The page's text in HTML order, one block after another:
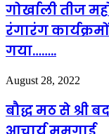
गोर्खाली तीज
रंगारंग
गया……..
August 28, 2022
बौद्ध मठ से श्री